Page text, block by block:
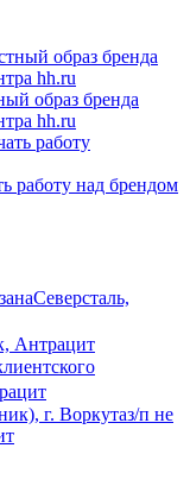
образ бренда
hh.ru
работу над брендом
Северсталь,
Антрацит
г. Воркутаз/п не